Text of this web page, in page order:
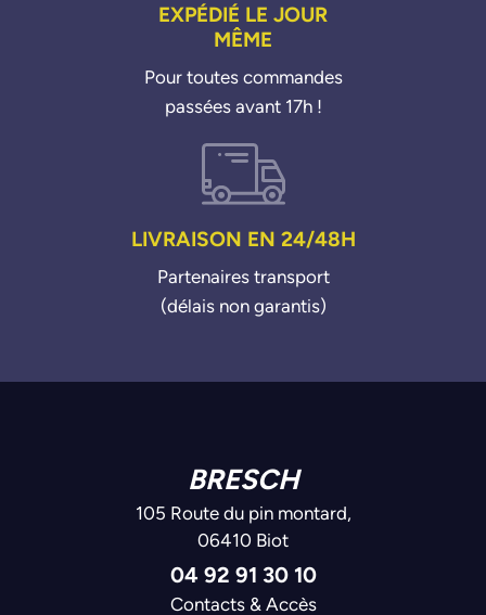
EXPÉDIÉ LE JOUR
MÊME
Pour toutes commandes
passées avant 17h !
LIVRAISON EN 24/48H
Partenaires transport
(délais non garantis)
BRESCH
105 Route du pin montard,
06410 Biot
04 92 91 30 10
Contacts & Accès